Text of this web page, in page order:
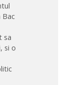
Bac
sa
si o